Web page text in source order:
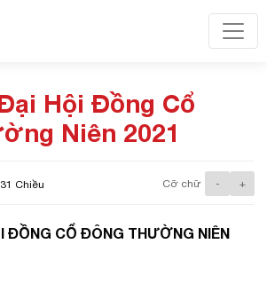
Hội Đồng Cổ
Niên 2021
Chiều Cỡ chữ - +
ĐỒNG CỔ ĐÔNG THƯỜNG NIÊN